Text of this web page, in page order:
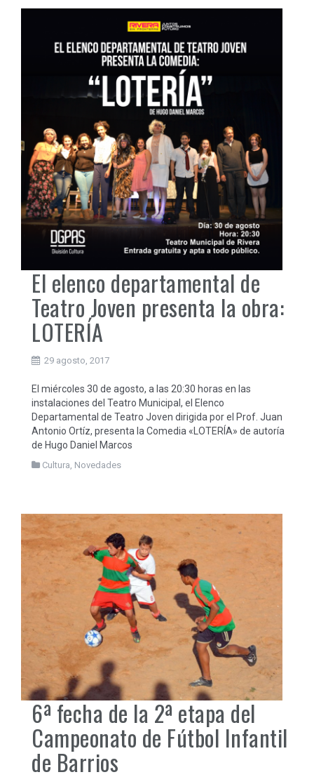
El elenco departamental de
Teatro Joven presenta la obra:
LOTERÍA
29 agosto, 2017
El miércoles 30 de agosto, a las 20:30 horas en las
instalaciones del Teatro Municipal, el Elenco
Departamental de Teatro Joven dirigida por el Prof. Juan
Antonio Ortíz, presenta la Comedia «LOTERÍA» de autoría
de Hugo Daniel Marcos
Cultura Novedades
6ª fecha de la 2ª etapa del
Campeonato de Fútbol Infantil
de Barrios